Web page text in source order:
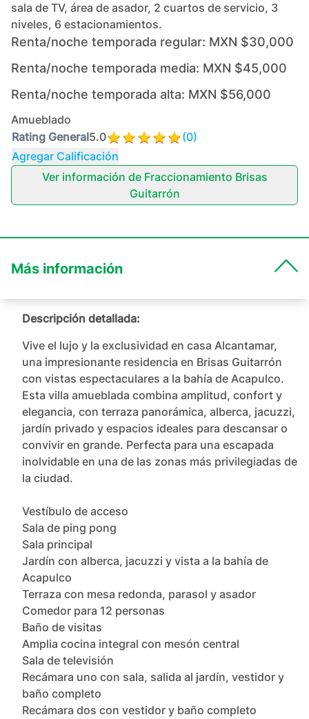
sala de TV, área de asador, 2 cuartos de servicio, 3
niveles, 6 estacionamientos.
Renta/noche temporada regular: MXN $30,000
Renta/noche temporada media: MXN $45,000
Renta/noche temporada alta: MXN $56,000
Amueblado
Rating General5.0 (0)
Agregar Calificación
Ver información de Fraccionamiento Brisas
Guitarrón
Más información
Descripción detallada:
Vive el lujo y la exclusividad en casa Alcantamar,
una impresionante residencia en Brisas Guitarrón
con vistas espectaculares a la bahía de Acapulco.
Esta villa amueblada combina amplitud, confort y
elegancia, con terraza panorámica, alberca, jacuzzi,
jardín privado y espacios ideales para descansar o
convivir en grande. Perfecta para una escapada
inolvidable en una de las zonas más privilegiadas de
la ciudad.
Vestíbulo de acceso
Sala de ping pong
Sala principal
Jardín con alberca, jacuzzi y vista a la bahía de
Acapulco
Terraza con mesa redonda, parasol y asador
Comedor para 12 personas
Baño de visitas
Amplia cocina integral con mesón central
Sala de televisión
Recámara uno con sala, salida al jardín, vestidor y
baño completo
Recámara dos con vestidor y baño completo